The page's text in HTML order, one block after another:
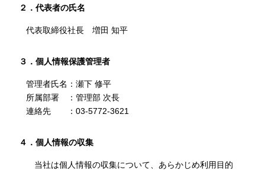
２．代表者の氏名
代表取締役社長 増田 知平
３．個人情報保護管理者
管理者氏名：瀬下 修平
所属部署 ：管理部 次長
連絡先 ：03-5772-3621
４．個人情報の収集
当社は個人情報の収集について、あらかじめ利用目的